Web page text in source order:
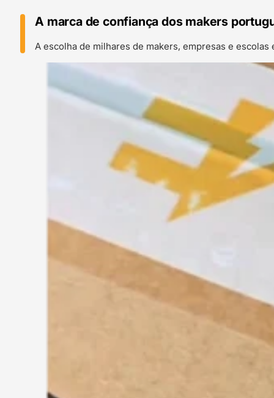
A marca de confiança dos makers
A escolha de milhares de makers, empresas e escolas